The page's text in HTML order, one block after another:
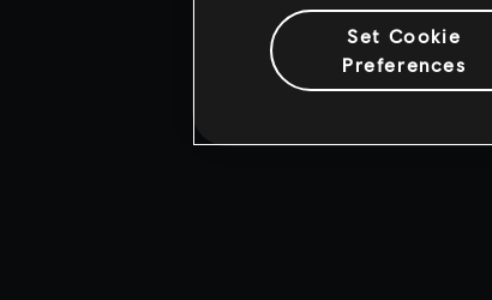
Set Cookie
Preferences